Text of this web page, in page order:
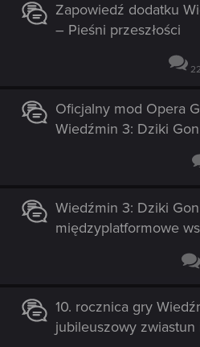
Zapowiedź dodatku
– Pieśni przeszłości
Oficjalny mod Opera
Wiedźmin 3: Dziki Gon
Wiedźmin 3: Dziki
międzyplatformowe
10. rocznica gry
jubileuszowy